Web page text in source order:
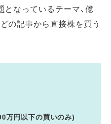
となっているテーマ、億
の記事から直接株を買う
万円以下の買いのみ)